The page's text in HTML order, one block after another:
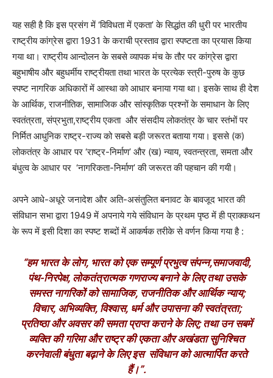
यह सही है कि इस प्रसंग में ‘विविधता में एकता’के सिद्धांत की धुरी पर भारतीय
राष्ट्रीय कांग्रेस द्वारा 1931 के कराची प्रस्ताव द्वारा स्पष्टता का प्रयास किया
गया था। राष्ट्रीय आन्दोलन के सबसे व्यापक मंच के तौर पर कांग्रेस द्वारा
बहुभाषीय और बहुधर्मीय राष्ट्रीयता तथा भारत के प्रत्येक स्त्री-पुरुष के कुछ
स्पष्ट नागरिक अधिकारों में आस्था को आधार बनाया गया था। इसके साथ ही देश
के आर्थिक,राजनीतिक,सामाजिक और सांस्कृतिक प्रश्नों के समाधान के लिए
स्वतंत्रता,संप्रभुता,राष्ट्रीय एकता और संसदीय लोकतंत्र के चार स्तंभों पर
निर्मित आधुनिक राष्ट्र-राज्य को सबसे बड़ी जरूरत बताया गया। इससे (क)
लोकतंत्र के आधार पर ‘राष्ट्र-निर्माण’ और (ख) न्याय,स्वतन्त्रता,समता और
बंधुत्व के आधार पर ‘नागरिकता-निर्माण’की जरूरत की पहचान की गयी।
अपने आधे-अधूरे जनादेश और अति-असंतुलित बनावट के बावजूद भारत की
संविधान सभा द्वारा 1949 में अपनाये गये संविधान के प्रथम पृष्ठ में ही प्राक्कथन
के रूप में इसी दिशा का स्पष्ट शब्दों में आकर्षक तरीके से वर्णन किया गया है :
“हम भारत के लोग, भारत को एक सम्पूर्ण प्रभुत्व संपन्न,समाजवादी,
पंथ-निरपेक्ष, लोकतंत्रात्मक गणराज्य बनाने के लिए तथा उसके
समस्त नागरिकों को सामाजिक, राजनीतिक और आर्थिक न्याय;
विचार, अभिव्यक्ति, विश्वास, धर्म और उपासना की स्वतंत्रता;
प्रतिष्ठा और अवसर की समता प्राप्त कराने के लिए; तथा उन सबमें
व्यक्ति की गरिमा और राष्ट्र की एकता और अखंडता सुनिश्चित
करनेवाली बंधुता बढ़ाने के लिए इस संविधान को आत्मार्पित करते
हैं।”.